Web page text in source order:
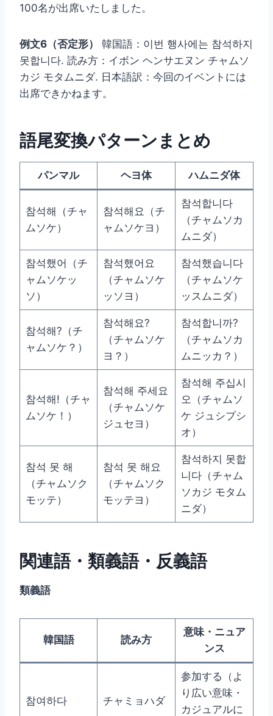
100名が出席いたしました。
例文6（否定形）
韓国語：이번 행사에는 참석하지
못합니다. 読み方：イボン ヘンサエヌン チャムソ
カジ モタムニダ. 日本語訳：今回のイベントには
出席できかねます。
語尾変換パターンまとめ
パンマル ヘヨ体 ハムニダ体
참석해（チャ
ムソケ）
참석해요（チ
ャムソケヨ）
참석합니다
（チャムソカ
ムニダ）
참석했어（チ
ャムソケッ
ソ）
참석했어요
（チャムソケ
ッソヨ）
참석했습니다
（チャムソケ
ッスムニダ）
참석해?（チ
ャムソケ？）
참석해요?
（チャムソケ
ヨ？）
참석합니까?
（チャムソカ
ムニッカ？）
참석해!（チャ
ムソケ！）
참석해 주세요
（チャムソケ
ジュセヨ）
참석해 주십시
오（チャムソ
ケ ジュシプシ
オ）
참석 못 해
（チャムソク
モッテ）
참석 못 해요
（チャムソク
モッテヨ）
참석하지 못합
니다（チャム
ソカジ モタム
ニダ）
関連語・類義語・反義語
類義語
韓国語 読み方
意味・ニュア
ンス
참여하다 チャミョハダ
参加する（よ
り広い意味・
カジュアルに